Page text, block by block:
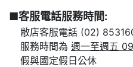
■客服電話服務時間:
敝店客服電話 (02)
服務時間為 週一至週五
假與國定假日公休